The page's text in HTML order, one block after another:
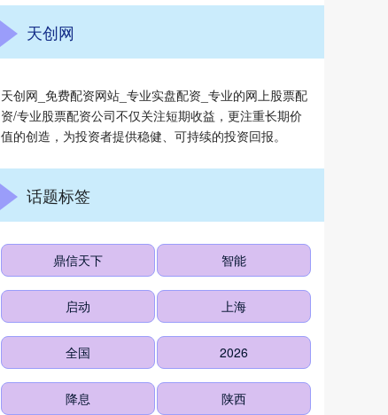
天创网
天创网_免费配资网站_专业实盘配资_专业的网上股票配
资/专业股票配资公司不仅关注短期收益，更注重长期价
值的创造，为投资者提供稳健、可持续的投资回报。
话题标签
鼎信天下 智能
启动 上海
全国 2026
降息 陕西